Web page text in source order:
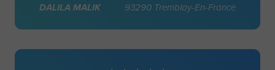
DALILA MALIK 93290 Tremblay-En-France